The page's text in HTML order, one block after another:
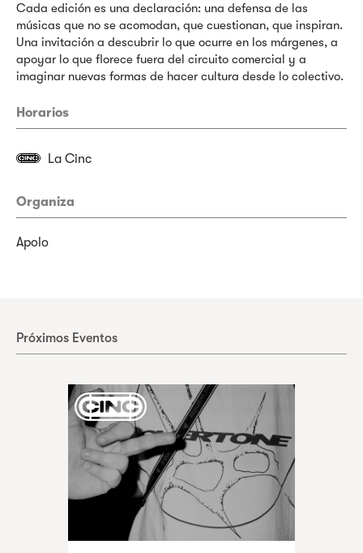
Cada edición es una declaración: una defensa de las
músicas que no se acomodan, que cuestionan, que inspiran.
Una invitación a descubrir lo que ocurre en los márgenes, a
apoyar lo que florece fuera del circuito comercial y a
imaginar nuevas formas de hacer cultura desde lo colectivo.
Horarios
La Cinc
Organiza
Apolo
Próximos Eventos